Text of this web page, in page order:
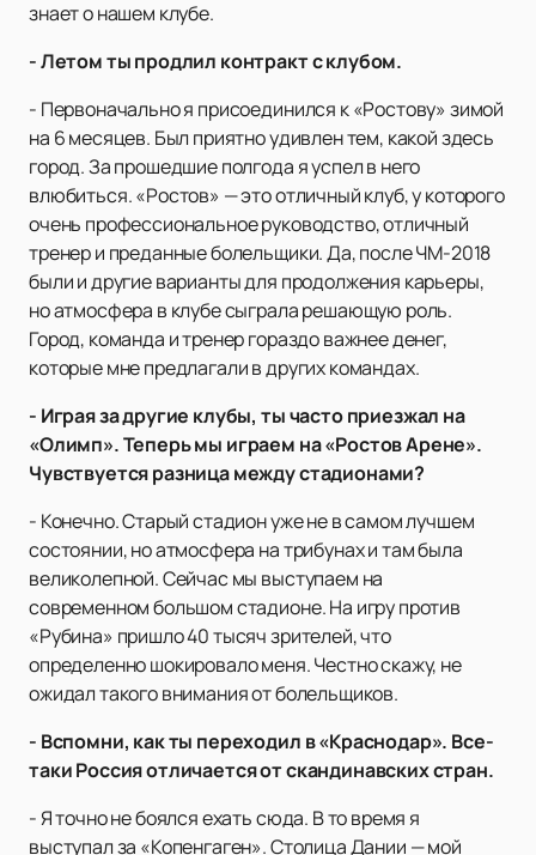
знает о нашем клубе.
- Летом ты продлил контракт с клубом.
- Первоначально я присоединился к «Ростову» зимой
на 6 месяцев. Был приятно удивлен тем, какой здесь
город. За прошедшие полгода я успел в него
влюбиться. «Ростов» — это отличный клуб, у которого
очень профессиональное руководство, отличный
тренер и преданные болельщики. Да, после ЧМ-2018
были и другие варианты для продолжения карьеры,
но атмосфера в клубе сыграла решающую роль.
Город, команда и тренер гораздо важнее денег,
которые мне предлагали в других командах.
- Играя за другие клубы, ты часто приезжал на
«Олимп». Теперь мы играем на «Ростов Арене».
Чувствуется разница между стадионами?
- Конечно. Старый стадион уже не в самом лучшем
состоянии, но атмосфера на трибунах и там была
великолепной. Сейчас мы выступаем на
современном большом стадионе. На игру против
«Рубина» пришло 40 тысяч зрителей, что
определенно шокировало меня. Честно скажу, не
ожидал такого внимания от болельщиков.
- Вспомни, как ты переходил в «Краснодар». Все-
таки Россия отличается от скандинавских стран.
- Я точно не боялся ехать сюда. В то время я
выступал за «Копенгаген». Столица Дании — мой